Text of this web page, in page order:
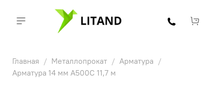
Главная Металлопрокат
Арматура
Арматура 14 мм А500С 11,7 м